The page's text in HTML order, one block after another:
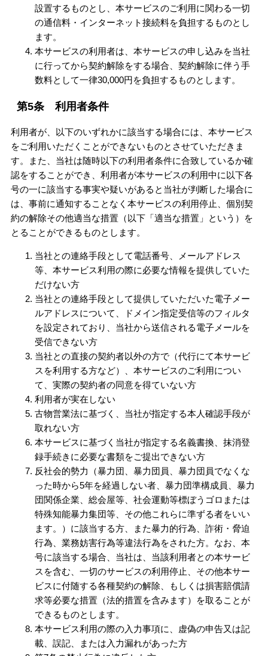
設置するものとし、本サービスのご利用に関わる一切
の通信料・インターネット接続料を負担するものとし
ます。
本サービスの利用者は、本サービスの申し込みを当社
に行ってから契約解除をする場合、契約解除に伴う手
数料として一律30,000円を負担するものとします。
第5条 利用者条件
利用者が、以下のいずれかに該当する場合には、本サービス
をご利用いただくことができないものとさせていただきま
す。また、当社は随時以下の利用者条件に合致しているか確
認をすることができ、利用者が本サービスの利用中に以下各
号の一に該当する事実や疑いがあると当社が判断した場合に
は、事前に通知することなく本サービスの利用停止、個別契
約の解除その他適当な措置（以下「適当な措置」という）を
とることができるものとします。
当社との連絡手段として電話番号、メールアドレス
等、本サービス利用の際に必要な情報を提供していた
だけない方
当社との連絡手段として提供していただいた電子メー
ルアドレスについて、ドメイン指定受信等のフィルタ
を設定されており、当社から送信される電子メールを
受信できない方
当社との直接の契約者以外の方で（代行にて本サービ
スを利用する方など）、本サービスのご利用につい
て、実際の契約者の同意を得ていない方
利用者が実在しない
古物営業法に基づく、当社が指定する本人確認手段が
取れない方
本サービスに基づく当社が指定する名義書換、抹消登
録手続きに必要な書類をご提出できない方
反社会的勢力（暴力団、暴力団員、暴力団員でなくな
った時から5年を経過しない者、暴力団準構成員、暴力
団関係企業、総会屋等、社会運動等標ぼうゴロまたは
特殊知能暴力集団等、その他これらに準ずる者をいい
ます。）に該当する方、また暴力的行為、詐術・脅迫
行為、業務妨害行為等違法行為をされた方。なお、本
号に該当する場合、当社は、当該利用者との本サービ
スを含む、一切のサービスの利用停止、その他本サー
ビスに付随する各種契約の解除、もしくは損害賠償請
求等必要な措置（法的措置を含みます）を取ることが
できるものとします。
本サービス利用の際の入力事項に、虚偽の申告又は記
載、誤記、または入力漏れがあった方